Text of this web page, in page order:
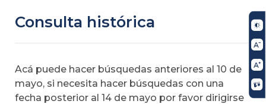
Consulta histórica
Acá puede hacer búsquedas anteriores al 10 de
mayo, si necesita hacer búsquedas con una
fecha posterior al 14 de mayo por favor dirigirse